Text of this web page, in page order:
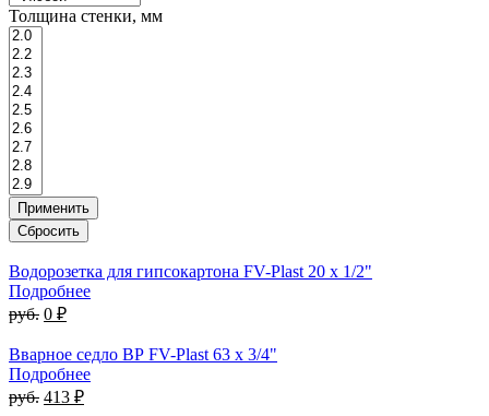
Толщина стенки, мм
Водорозетка для гипсокартона FV-Plast 20 x 1/2"
Подробнее
руб. 0 ₽
Вварное седло ВР FV-Plast 63 x 3/4"
Подробнее
руб. 413 ₽